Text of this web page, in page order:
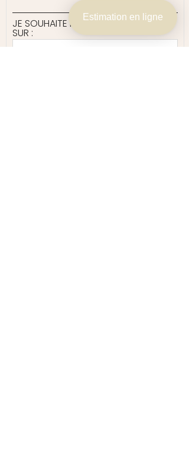
JE SOUHAITE PLUS D'INFORMATIONS
SUR :
Estimation en ligne